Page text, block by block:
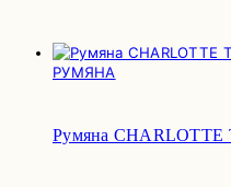
РУМЯНА
Румяна